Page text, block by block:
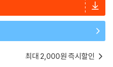
최대 2,000원 즉시할인